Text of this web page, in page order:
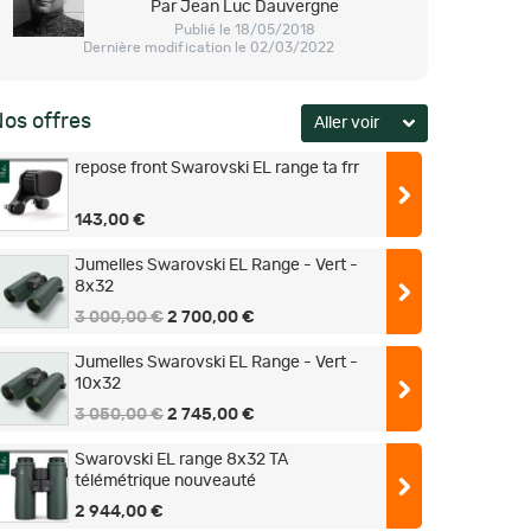
Par Jean Luc Dauvergne
Publié le 18/05/2018
Dernière modification le 02/03/2022
offres
repose front Swarovski EL range ta frr
143,00 €
Jumelles Swarovski EL Range - Vert -
8x32
3 000,00 € 2 700,00 €
Jumelles Swarovski EL Range - Vert -
10x32
3 050,00 € 2 745,00 €
Swarovski EL range 8x32 TA
télémétrique nouveauté
2 944,00 €